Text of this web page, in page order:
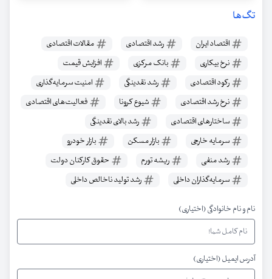
تگ‌ها
اقتصاد ایران رشد اقتصادی
مقالات اقتصادی
نرخ بیکاری
بانک مرکزی
افزایش قیمت
رکود اقتصادی
رشد نقدینگی
امنیت سرمایه‌گذاری
نرخ رشد اقتصادی
شیوع کرونا
فعالیت‌های اقتصادی
ساختارهای اقتصادی
رشد بالای نقدینگی
سرمایه خارجی
بازار مسکن
بازار خودرو
رشد منفی
ریشه تورم
حقوق کارکنان دولت
سرمایه‌گذاران داخلی
رشد تولید ناخالص داخلی
نام و نام خانوادگی (اختیاری)
آدرس ایمیل (اختیاری)